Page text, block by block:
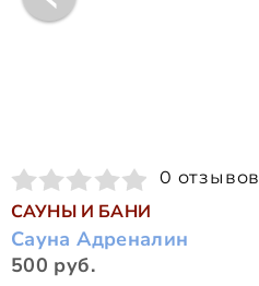
0 отзывов
САУНЫ И БАНИ
Сауна Адреналин
500 руб.